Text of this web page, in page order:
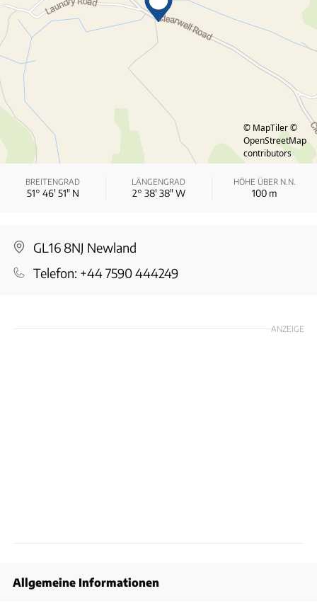
© MapTiler ©
OpenStreetMap
contributors
BREITENGRAD
51° 46′ 51″ N
LÄNGENGRAD
2° 38′ 38″ W
HÖHE ÜBER N.N.
100 m
GL16 8NJ Newland
Telefon: +44 7590 444249
ANZEIGE
Allgemeine Informationen